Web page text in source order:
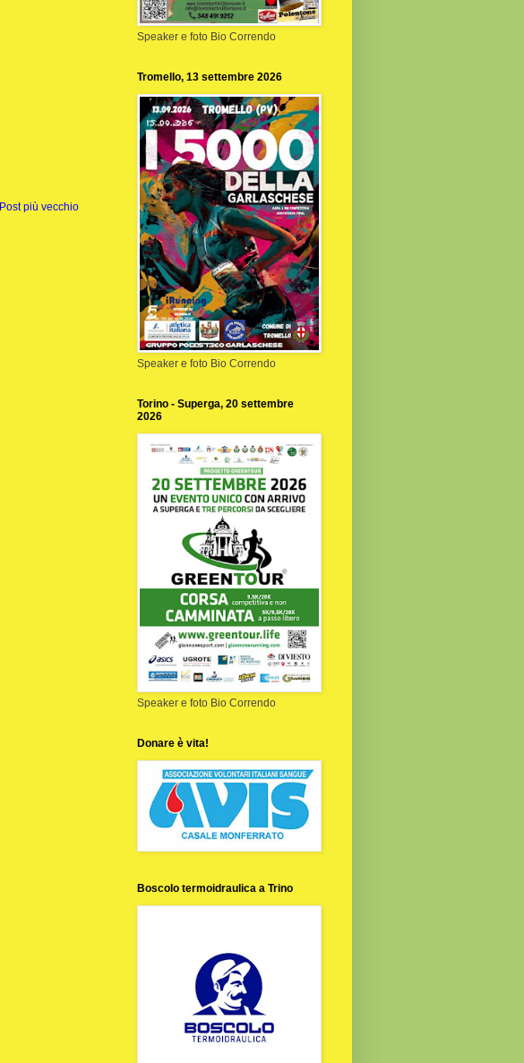
Post più vecchio
Speaker e foto Bio Correndo
Tromello, 13 settembre 2026
Speaker e foto Bio Correndo
Torino - Superga, 20 settembre
2026
Speaker e foto Bio Correndo
Donare è vita!
Boscolo termoidraulica a Trino